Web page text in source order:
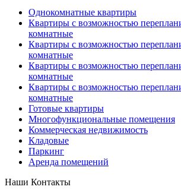
Однокомнатные квартиры
Квартиры с возможностью
комнатные
Квартиры с возможностью
комнатные
Квартиры с возможностью
комнатные
Квартиры с возможностью
комнатные
Готовые квартиры
Многофункциональные помещения
Коммерческая недвижимость
Кладовые
Паркинг
Аренда помещений
Наши Контакты